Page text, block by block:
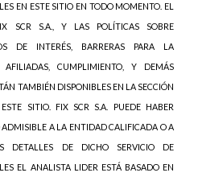
EN ESTE SITIO EN TODO MOMENTO. EL
SCR S.A., Y LAS POLÍTICAS SOBRE
DE INTERÉS, BARRERAS PARA LA
CUMPLIMIENTO, Y DEMÁS
TAMBIÉN DISPONIBLES EN LA SECCIÓN
SITIO. FIX SCR S.A. PUEDE HABER
ADMISIBLE A LA ENTIDAD CALIFICADA O A
DETALLES DE DICHO SERVICIO DE
EL ANALISTA LIDER ESTÁ BASADO EN